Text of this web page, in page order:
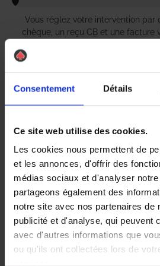
Consentement Détails
Ce site web utilise des cookies.
Les cookies nous permettent de
et les annonces, d'offrir des
médias sociaux et d'analyser
partageons également des
notre site avec nos partenaires de
publicité et d'analyse, qui peuvent
avec d'autres informations que
ou qu'ils ont collectées lors de
Vous réglez votre intervention par
chèque, un reçu CB et une facture
Etape 5 :
Vous recevez une demande
avec l’équipe AS
Nous avons
À Longwy, la présence de nuisibles